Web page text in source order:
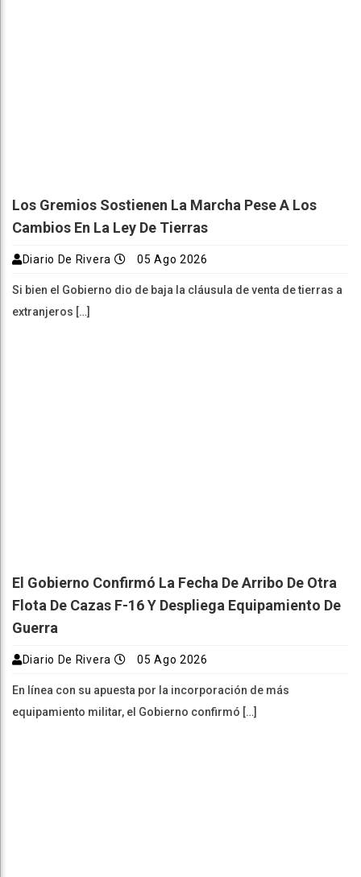
Los Gremios Sostienen La Marcha Pese A Los
Cambios En La Ley De Tierras
Diario De Rivera 05 Ago 2026
Si bien el Gobierno dio de baja la cláusula de venta de tierras a
extranjeros […]
El Gobierno Confirmó La Fecha De Arribo De Otra
Flota De Cazas F-16 Y Despliega Equipamiento De
Guerra
Diario De Rivera 05 Ago 2026
En línea con su apuesta por la incorporación de más
equipamiento militar, el Gobierno confirmó […]